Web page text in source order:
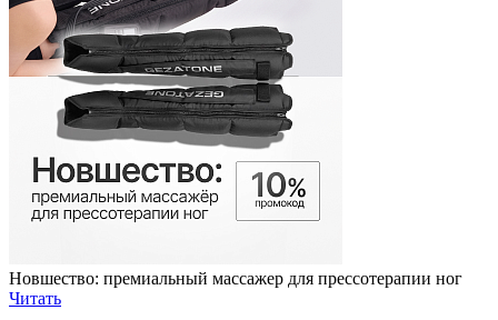
Новшество: премиальный массажер для прессотерапии ног
Читать